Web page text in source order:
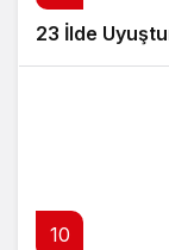
23 İlde
10